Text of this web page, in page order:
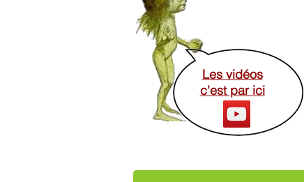
Les vidéos
c'est par ici